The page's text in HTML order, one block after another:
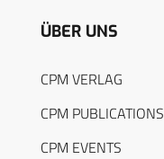
ÜBER UNS
CPM VERLAG
CPM PUBLICATIONS
CPM EVENTS